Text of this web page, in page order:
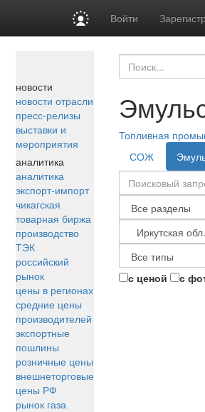
Войти
новости
новости отрасли
пресс-релизы
выставки и
мероприятия
аналитика
аналитика
экспорт-импорт
чикагская
товарная биржа
производство
ТЭК
российский
рынок
цены в регионах
средние цены
производителей
экспортные
пошлины
розничные цены
внешнеторговые
цены РФ
рынок газа
Топливная
СОЖ
с ценой с